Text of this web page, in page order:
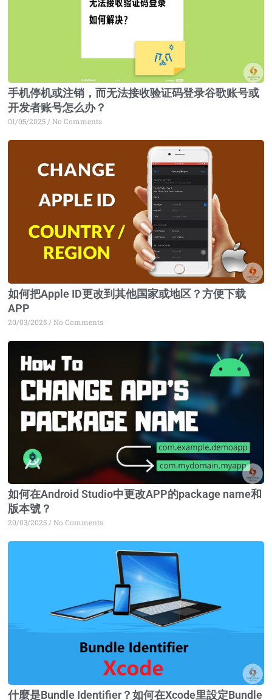
手机停机或注销，而无法接收验证码登录谷歌账号或
开发者账号怎么办？
01/05/2025 No Comments
如何把Apple ID更改到其他国家或地区？方便下载
APP
20/03/2025 No Comments
如何在Android Studio中更改APP的package name和
版本號？
20/03/2025 No Comments
什麼是Bundle Identifier？如何在Xcode里設定Bundle